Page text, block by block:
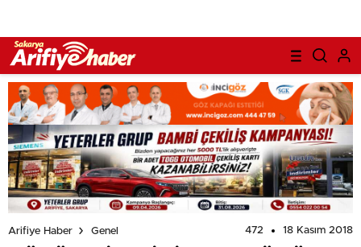
Arifiye Haber Genel 472 18 Kasım 2018